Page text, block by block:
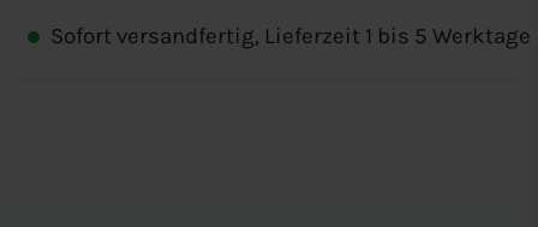
Sofort versandfertig, Lieferzeit 1 bis 5 Werktage